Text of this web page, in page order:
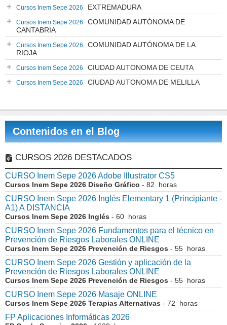
Cursos Inem Sepe 2026 EXTREMADURA
Cursos Inem Sepe 2026
COMUNIDAD AUTÓNOMA DE
CANTABRIA
Cursos Inem Sepe 2026
COMUNIDAD AUTÓNOMA DE LA
RIOJA
Cursos Inem Sepe 2026 CIUDAD AUTONOMA DE CEUTA
Cursos Inem Sepe 2026 CIUDAD AUTONOMA DE MELILLA
Contenidos en el Blog
CURSOS 2026 DESTACADOS
CURSO Inem Sepe 2026 Adobe Illustrator CS5
Cursos Inem Sepe 2026 Diseño Gráfico - 82 horas
CURSO Inem Sepe 2026 Inglés Elementary 1 (Principiante -
A1) A DISTANCIA
Cursos Inem Sepe 2026 Inglés - 60 horas
CURSO Inem Sepe 2026 Fundamentos para el técnico en
Prevención de Riesgos Laborales ONLINE
Cursos Inem Sepe 2026 Prevención de Riesgos - 55 horas
CURSO Inem Sepe 2026 Gestión y aplicación de la
Prevención de Riesgos Laborales ONLINE
Cursos Inem Sepe 2026 Prevención de Riesgos - 55 horas
CURSO Inem Sepe 2026 Masaje ONLINE
Cursos Inem Sepe 2026 Terapias Alternativas - 72 horas
FP Aplicaciones Informáticas 2026